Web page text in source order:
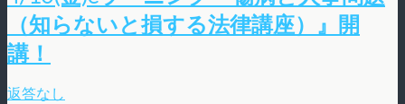
（知らないと損する法律講座）』開
講！
返答なし